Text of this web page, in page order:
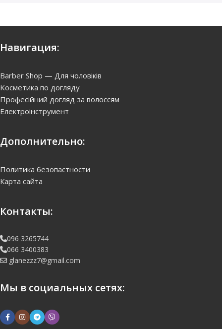
Навигация:
Barber Shop — Для чоловіків
Kосметика по догляду
Професійний догляд за волоссям
Електроінструмент
Дополнительно:
Политика безопастности
Карта сайта
Контакты:
096 3265744
066 3400383
glanezzz7@gmail.com
Мы в социальных сетях: